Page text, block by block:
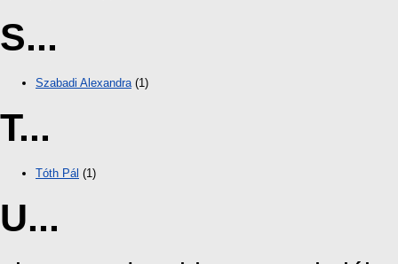
S...
Szabadi Alexandra(1)
T...
Tóth Pál (1)
U...